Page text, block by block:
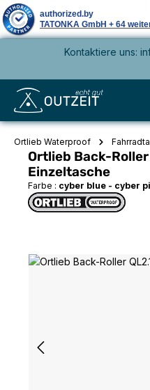
springenKontaktiere uns:
Ortlieb Waterproof
Ortlieb Back-Roller
Einzeltasche
Farbe : cyber blue - cyber
Bildergalerie überspringen